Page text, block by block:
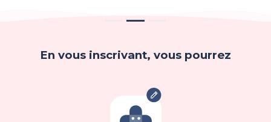
En vous inscrivant, vous pourrez